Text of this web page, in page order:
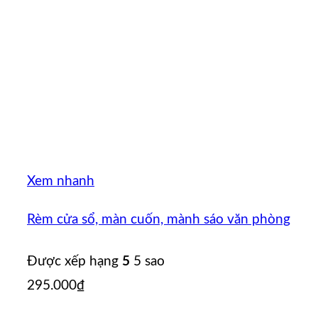
Xem nhanh
Rèm cửa sổ, màn cuốn, mành sáo văn phòng
Được xếp hạng 5 5 sao
295.000₫